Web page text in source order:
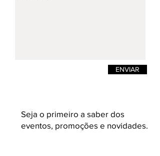
ENVIAR
Seja o primeiro a saber dos
eventos, promoções e novidades.